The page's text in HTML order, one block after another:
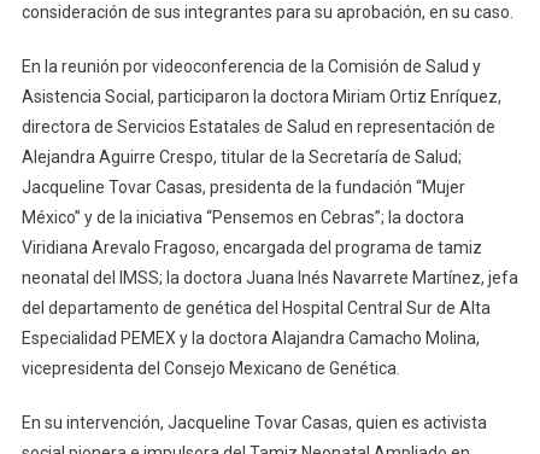
consideración de sus integrantes para su aprobación, en su caso.
En la reunión por videoconferencia de la Comisión de Salud y
Asistencia Social, participaron la doctora Miriam Ortiz Enríquez,
directora de Servicios Estatales de Salud en representación de
Alejandra Aguirre Crespo, titular de la Secretaría de Salud;
Jacqueline Tovar Casas, presidenta de la fundación “Mujer
México” y de la iniciativa “Pensemos en Cebras”; la doctora
Viridiana Arevalo Fragoso, encargada del programa de tamiz
neonatal del IMSS; la doctora Juana Inés Navarrete Martínez, jefa
del departamento de genética del Hospital Central Sur de Alta
Especialidad PEMEX y la doctora Alajandra Camacho Molina,
vicepresidenta del Consejo Mexicano de Genética.
En su intervención, Jacqueline Tovar Casas, quien es activista